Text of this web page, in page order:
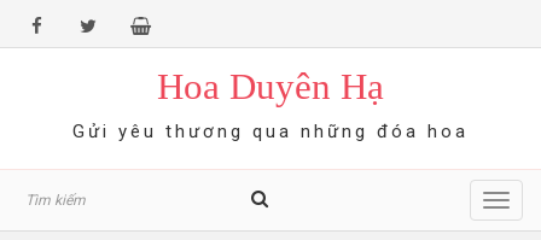
Hoa Duyên Hạ
Gửi yêu thương qua những đóa hoa